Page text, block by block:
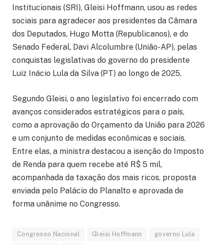
Institucionais (SRI), Gleisi Hoffmann, usou as redes
sociais para agradecer aos presidentes da Câmara
dos Deputados, Hugo Motta (Republicanos), e do
Senado Federal, Davi Alcolumbre (União-AP), pelas
conquistas legislativas do governo do presidente
Luiz Inácio Lula da Silva (PT) ao longo de 2025.
Segundo Gleisi, o ano legislativo foi encerrado com
avanços considerados estratégicos para o país,
como a aprovação do Orçamento da União para 2026
e um conjunto de medidas econômicas e sociais.
Entre elas, a ministra destacou a isenção do Imposto
de Renda para quem recebe até R$ 5 mil,
acompanhada da taxação dos mais ricos, proposta
enviada pelo Palácio do Planalto e aprovada de
forma unânime no Congresso.
Congresso Nacional Gleisi Hoffmann governo Lula